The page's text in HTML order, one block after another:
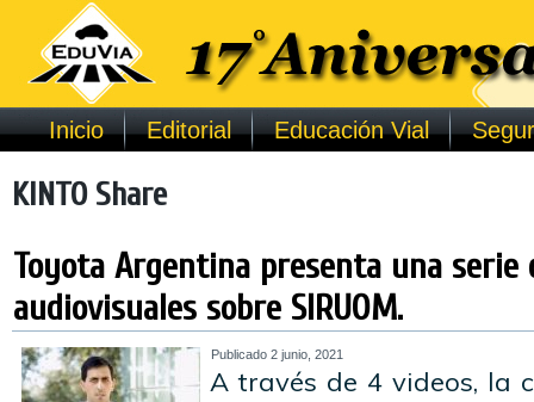
Inicio Editorial Educación Vial
KINTO Share
Toyota Argentina presenta una serie
audiovisuales sobre SIRUOM.
Publicado 2 junio, 2021
A través de 4 videos, la